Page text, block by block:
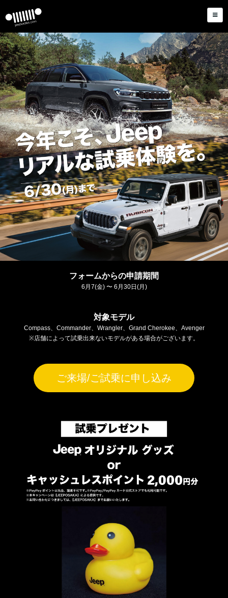
フォームからの申請期間
6月7(金) 〜 6月30日(月)
対象モデル
Compass、Commander、Wrangler、Grand Cherokee、Avenger
※店舗によって試乗出来ないモデルがある場合がございます。
ご来場/ご試乗に申し込み